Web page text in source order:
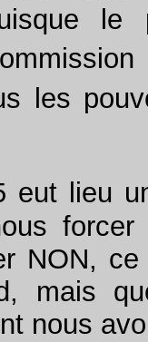
le
les
eut lieu
NON,
mais
nous